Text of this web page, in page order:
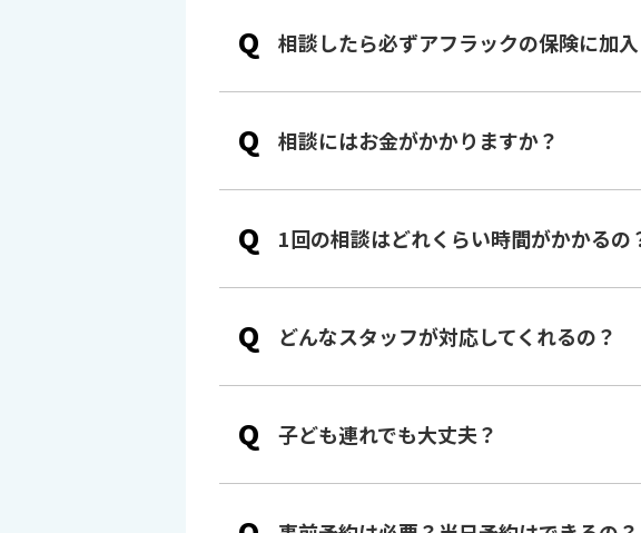
Q 相談したら必ずアフラックの保険に加
Q 相談にはお金がかかりますか？
Q 1回の相談はどれくらい時間がかかるの
Q どんなスタッフが対応してくれるの？
Q 子ども連れでも大丈夫？